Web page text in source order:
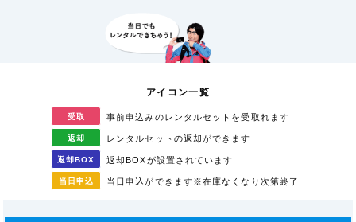
アイコン一覧
受取 事前申込みのレンタルセットを受取れます
返却 レンタルセットの返却ができます
返却BOX 返却BOXが設置されています
当日 申込 当日申込ができます※在庫なくなり次第終了